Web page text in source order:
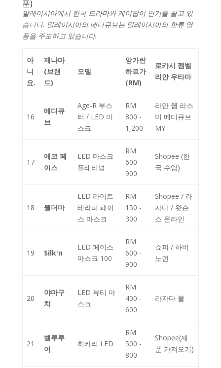
푼)
말레이시아에서 한국 드라마와 케이팝이 인기를 끌고 있
습니다. 말레이시아의 메디큐브는 말레이시아의 한류 열
풍을 주도하고 있습니다.
아
니
요.
제나마
(브랜
드)
모델
앙가란
하르가
(RM)
로카시 펨벨
리안 우타마
16
메디큐
브
Age-R 부스
터 / LED 마
스크
RM
800 -
1,200
라만 웹 라스
미 메디큐브
MY
17
에코 페
이스
LED 마스크
플래티넘
RM
600 -
900
Shopee (한
국 수입)
18 웰더마
LED 라이트
테라피 페이
스 마스크
RM
150 -
300
Shopee / 라
자다 / 왓슨
스 온라인
19 Silk'n
LED 페이스
마스크 100
RM
600 -
900
쇼피 / 하비
노먼
20
야마구
치
LED 뷰티 마
스크
RM
400 -
600
라자다 몰
21
벨루루
어
히카리 LED
RM
500 -
800
Shopee(제
푼 가져오기)